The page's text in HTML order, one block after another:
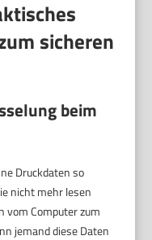
sicheren
beim
Druckdaten so
nicht mehr lesen
vom Computer zum
jemand diese Daten